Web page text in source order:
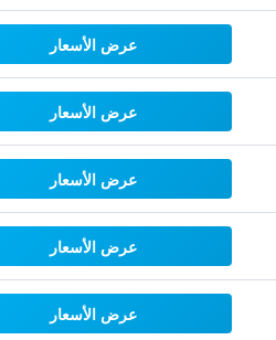
عرض الأسعار
عرض الأسعار
عرض الأسعار
عرض الأسعار
عرض الأسعار